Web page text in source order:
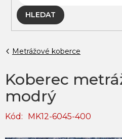
HLEDAT
Metrážové koberce
Koberec
modrý
Kód: MK12-6045-400